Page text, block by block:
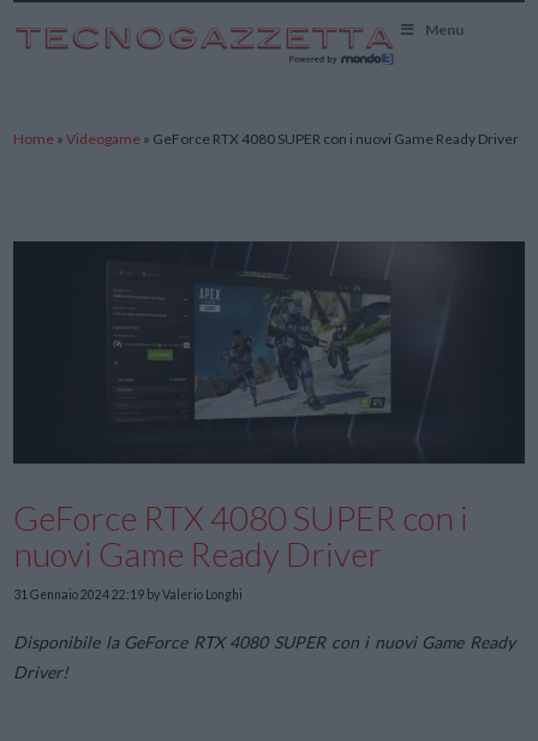
Menu
Home »Videogame » GeForce RTX 4080 SUPER con i nuovi Game Ready Driver
GeForce RTX 4080 SUPER con i
nuovi Game Ready Driver
31 Gennaio 2024 22:19 by Valerio Longhi
Disponibile la GeForce RTX 4080 SUPER con i nuovi Game Ready
Driver!